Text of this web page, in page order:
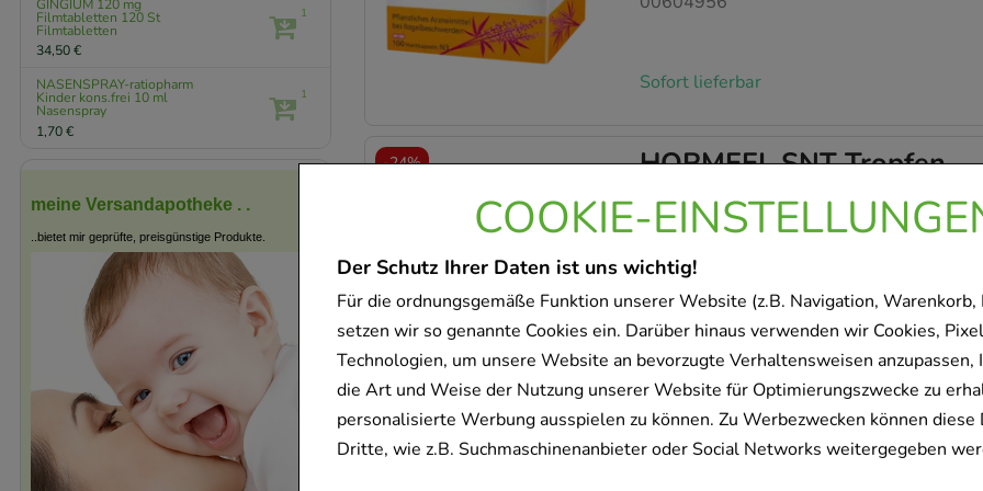
COOKIE-
Der Schutz Ihrer Daten ist uns wichtig!
Für die ordnungsgemäße Funktion unserer Website (z.B. Navigation, Warenkorb,
setzen wir so genannte Cookies ein. Darüber hinaus verwenden wir Cookies,
Technologien, um unsere Website an bevorzugte Verhaltensweisen anzupassen,
die Art und Weise der Nutzung unserer Website für Optimierungszwecke zu
personalisierte Werbung ausspielen zu können. Zu Werbezwecken können diese
Dritte, wie z.B. Suchmaschinenanbieter oder Social Networks weitergegeben
Sofort lieferbar
HORMEEL SNT Tropfen
100ml
Tropfen
02740451
Sofort lieferbar
-24%
REMIFEMIN plus
- 19%
GINGIUM 120 mg
Filmtabletten 120 St
Filmtabletten
34,50 €
1
NASENSPRAY-ratiopharm
Kinder kons.frei 10 ml
Nasenspray
1,70 €
1
meine Versandapotheke . .
..bietet mir geprüfte, preisgünstige Produkte.